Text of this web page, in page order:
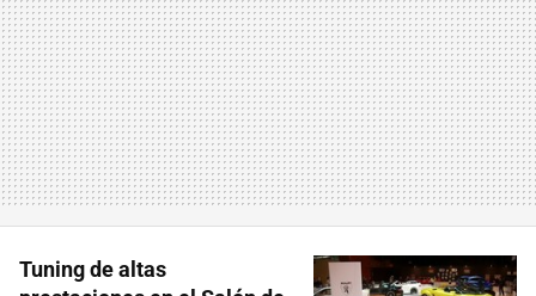
Tuning de altas